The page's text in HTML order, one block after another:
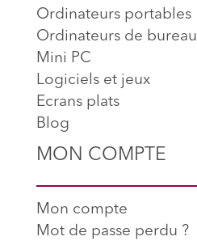
Ordinateurs portables
Ordinateurs de bureau
Mini PC
Logiciels et jeux
Ecrans plats
Blog
MON COMPTE
Mon compte
Mot de passe perdu ?